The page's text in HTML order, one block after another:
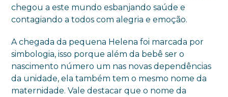
chegou a este mundo esbanjando saúde e
contagiando a todos com alegria e emoção.
A chegada da pequena Helena foi marcada por
simbologia, isso porque além da bebê ser o
nascimento número um nas novas dependências
da unidade, ela também tem o mesmo nome da
maternidade. Vale destacar que o nome da